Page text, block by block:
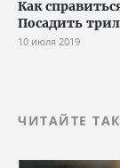
Как
Посадить
10 июля 2019
ЧИТАЙТЕ